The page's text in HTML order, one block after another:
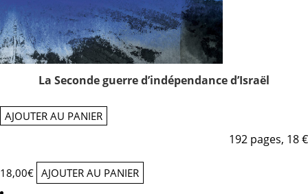
La Seconde guerre d’indépendance d’Israël
AJOUTER AU PANIER
192 pages, 18 €
18,00€ AJOUTER AU PANIER